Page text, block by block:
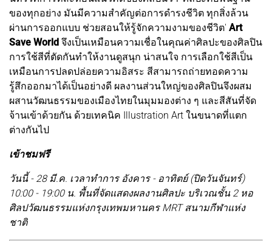
ของทุกอย่าง มันมีความสำคัญต่อการดำรงชีวิต ทุกสิ่งล้วน
ผ่านการออกแบบ ช่วยสอนให้รู้จักความงามของชีวิต' Art
Save World จึงเป็นเหมือนความเชื่อในคุณค่าศิลปะของศิลปิน
การใช้สีที่ตัดกันทำให้งานดูสนุก น่าสนใจ การเลือกใช้สีเป็น
เหมือนการปลดปล่อยความอิสระ สีสามารถถ่ายทอดความ
รู้สึกออกมาได้เป็นอย่างดี ผลงานส่วนใหญ่ของศิลปินจึงผสม
ผสานวัฒนธรรมของเมืองไทยในมุมมองต่าง ๆ และสีสันที่จัด
จ้านเข้าด้วยกัน ด้วยเทคนิค Illustration Art ในขนาดที่แตก
ต่างกันไป
เข้าชมฟรี
วันนี้ - 28 มี.ค. เวลาทำการ อังคาร - อาทิตย์ (ปิดวันจันทร์)
10:00 - 19:00 น. พื้นที่จัดแสดงผลงานศิลปะ บริเวณชั้น 2 หอ
ศิลปวัฒนธรรมแห่งกรุงเทพมหานคร MRT สนามกีฬาแห่ง
ชาติ